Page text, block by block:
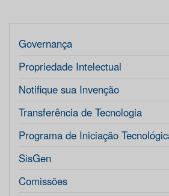
Governança
Propriedade Intelectual
Notifique sua Invenção
Transferência de Tecnologia
Programa de Iniciação
SisGen
Comissões